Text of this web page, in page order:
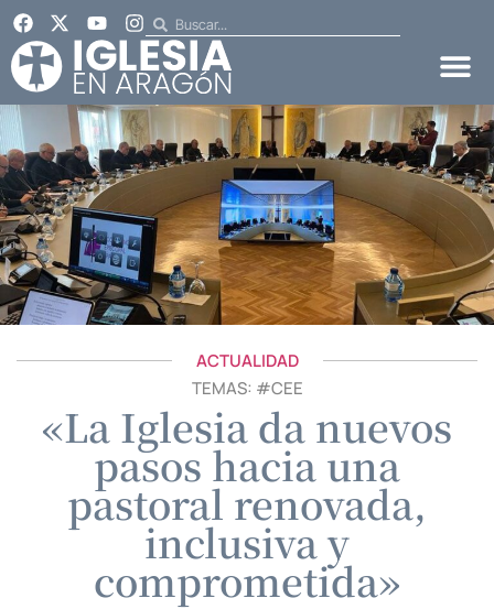
ACTUALIDAD
TEMAS: #CEE
«La Iglesia da nuevos
pasos hacia una
pastoral renovada,
inclusiva y
comprometida»